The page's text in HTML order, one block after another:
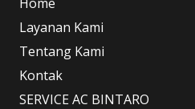
Layanan Kami
Tentang Kami
Kontak
SERVICE AC BINTARO